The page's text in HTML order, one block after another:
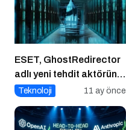
ESET, GhostRedirector
adlı yeni tehdit aktörünü
keşfetti
Teknoloji 11 ay önce